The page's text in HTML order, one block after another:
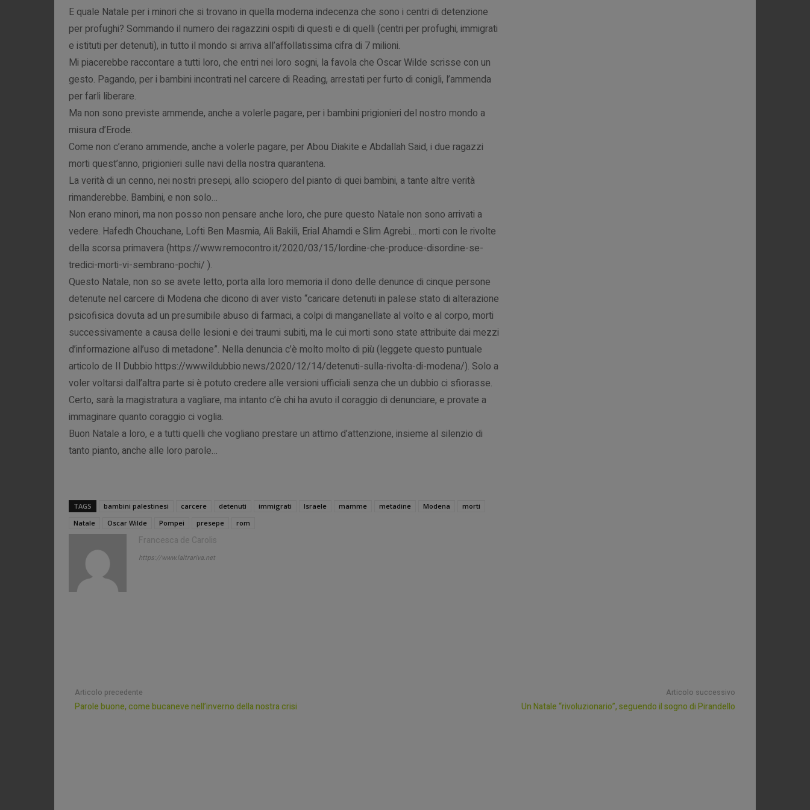
E quale Natale per i minori che si trovano in quella moderna indecenza che sono i centri di detenzione
per profughi? Sommando il numero dei ragazzini ospiti di questi e di quelli (centri per profughi, immigrati
e istituti per detenuti), in tutto il mondo si arriva all’affollatissima cifra di 7 milioni.
Mi piacerebbe raccontare a tutti loro, che entri nei loro sogni, la favola che Oscar Wilde scrisse con un
gesto. Pagando, per i bambini incontrati nel carcere di Reading, arrestati per furto di conigli, l’ammenda
per farli liberare.
Ma non sono previste ammende, anche a volerle pagare, per i bambini prigionieri del nostro mondo a
misura d’Erode.
Come non c’erano ammende, anche a volerle pagare, per Abou Diakite e Abdallah Said, i due ragazzi
morti quest’anno, prigionieri sulle navi della nostra quarantena.
La verità di un cenno, nei nostri presepi, allo sciopero del pianto di quei bambini, a tante altre verità
rimanderebbe. Bambini, e non solo…
Non erano minori, ma non posso non pensare anche loro, che pure questo Natale non sono arrivati a
vedere. Hafedh Chouchane, Lofti Ben Masmia, Ali Bakili, Erial Ahamdi e Slim Agrebi… morti con le rivolte
della scorsa primavera (https://www.remocontro.it/2020/03/15/lordine-che-produce-disordine-se-
tredici-morti-vi-sembrano-pochi/ ).
Questo Natale, non so se avete letto, porta alla loro memoria il dono delle denunce di cinque persone
detenute nel carcere di Modena che dicono di aver visto “caricare detenuti in palese stato di alterazione
psicofisica dovuta ad un presumibile abuso di farmaci, a colpi di manganellate al volto e al corpo, morti
successivamente a causa delle lesioni e dei traumi subiti, ma le cui morti sono state attribuite dai mezzi
d’informazione all’uso di metadone”. Nella denuncia c’è molto molto di più (leggete questo puntuale
articolo de Il Dubbio https://www.ildubbio.news/2020/12/14/detenuti-sulla-rivolta-di-modena/). Solo a
voler voltarsi dall’altra parte si è potuto credere alle versioni ufficiali senza che un dubbio ci sfiorasse.
Certo, sarà la magistratura a vagliare, ma intanto c’è chi ha avuto il coraggio di denunciare, e provate a
immaginare quanto coraggio ci voglia.
Buon Natale a loro, e a tutti quelli che vogliano prestare un attimo d’attenzione, insieme al silenzio di
tanto pianto, anche alle loro parole…
TAGS bambini palestinesi carcere detenuti immigrati Israele mamme metadine Modena
morti
Natale
Oscar Wilde Pompei presepe rom
Francesca de Carolis
https://www.laltrariva.net
Articolo precedente
Parole buone, come bucaneve nell’inverno della nostra crisi
Articolo successivo
Un Natale “rivoluzionario”, seguendo il sogno di Pirandello